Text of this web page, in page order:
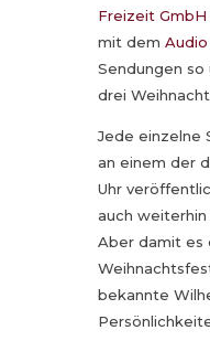
Freizeit GmbH
mit dem
Sendungen so
drei
Jede einzelne
an einem der
Uhr
auch
Aber damit es
bekannte